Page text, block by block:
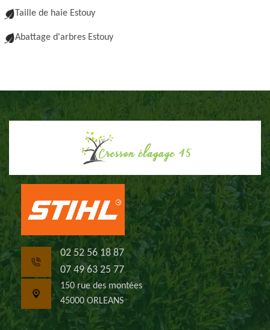
Taille de haie Estouy
Abattage d'arbres Estouy
02 52 56 18 87
07 49 63 25 77
150 rue des montées
45000 ORLEANS